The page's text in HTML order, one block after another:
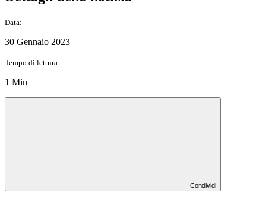
Data:
30 Gennaio 2023
Tempo di lettura:
1 Min
Condividi